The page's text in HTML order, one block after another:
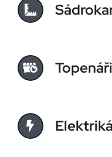
Topenáři